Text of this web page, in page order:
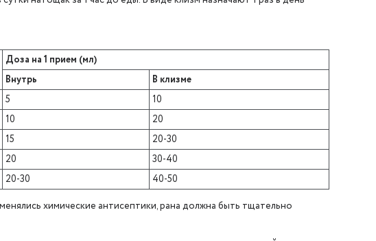
Доза на 1 прием (мл)
Внутрь В клизме
5 10
10 20
15 20-30
20 30-40
20-30 40-50
химические антисептики, рана должна быть тщательно